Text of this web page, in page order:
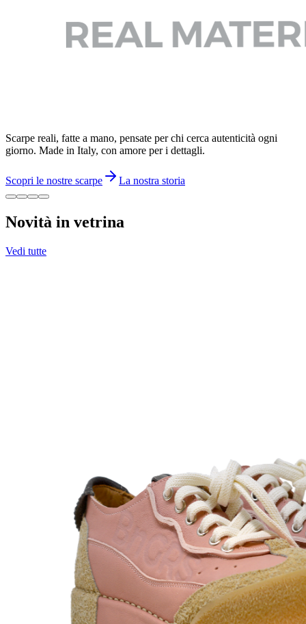
Scarpe reali, fatte a mano, pensate per chi cerca autenticità ogni
giorno. Made in Italy, con amore per i dettagli.
Scopri le nostre scarpe La nostra storia
Novità in vetrina
Vedi tutte